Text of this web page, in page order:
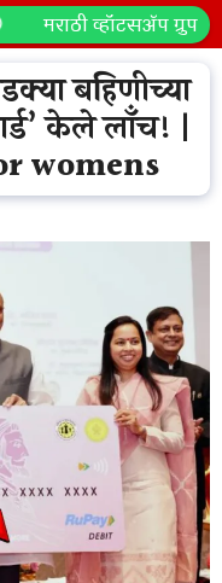
मराठी व्हॉटसॲप ग्रुप
बहिणीच्या
केले लाँच! |
womens